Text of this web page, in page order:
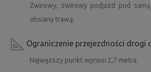
po mieście przeniesie Cię w czasie i
tradycją uprawy chmielu. Wskazówka
Chateau Stekník
Żwirowy, żwirowy podjazd pod
obsiany trawą.
Ograniczenie przejezdności drogi
Najwęższy punkt wynosi 2,7 metra.